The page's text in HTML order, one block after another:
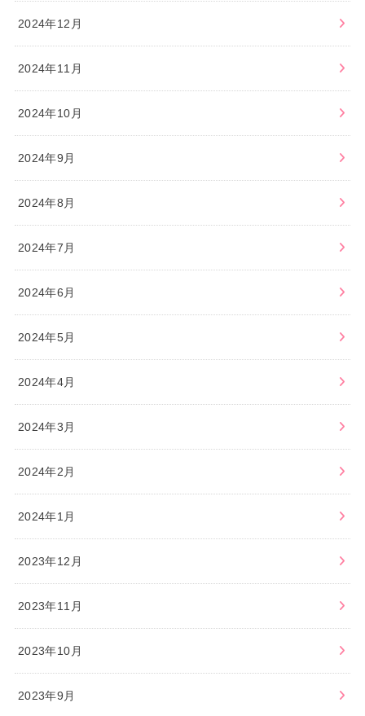
2024年12月
2024年11月
2024年10月
2024年9月
2024年8月
2024年7月
2024年6月
2024年5月
2024年4月
2024年3月
2024年2月
2024年1月
2023年12月
2023年11月
2023年10月
2023年9月